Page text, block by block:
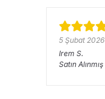
5 Şubat 2026
Irem S.
Satın Alınmış